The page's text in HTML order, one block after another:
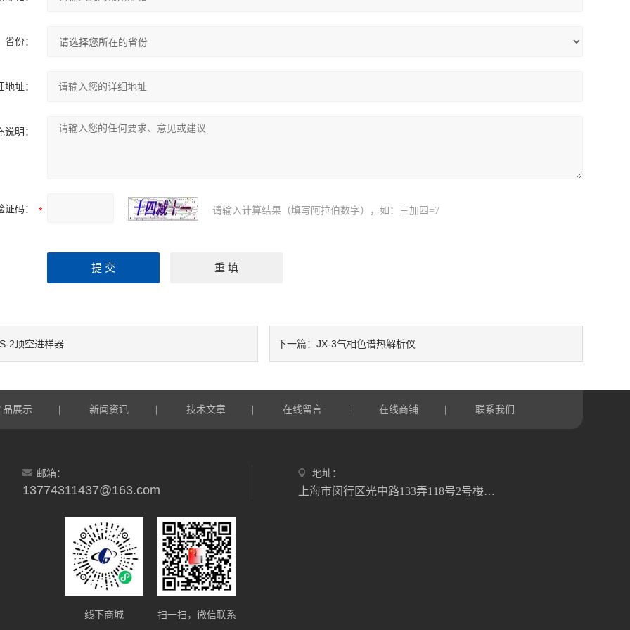
省份：
地址：
说明：
证码： 请输入计算结果（填写阿拉伯数字），如：三加四=7
2顶空进样器 下一篇：JX-3气相色谱热解析仪
品展示 新闻资讯 技术文章 在线留言 在线商铺 联系我们
邮箱：
13774311437@163.com
地址：
上海市闵行区光中路133弄118号2号楼二楼
线下商城 扫一扫，微信联系